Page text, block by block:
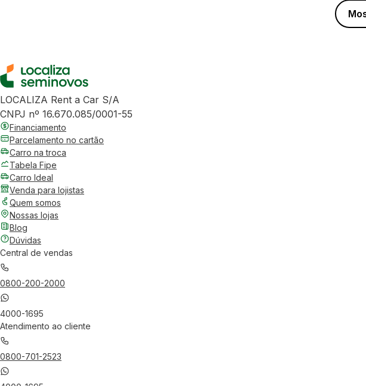
LOCALIZA Rent a Car S/A
CNPJ nº 16.670.085/0001-55
Financiamento
Parcelamento no cartão
Carro na troca
Tabela Fipe
Carro Ideal
Venda para lojistas
Quem somos
Nossas lojas
Blog
Dúvidas
Central de vendas
0800-200-2000
4000-1695
Atendimento ao cliente
0800-701-2523